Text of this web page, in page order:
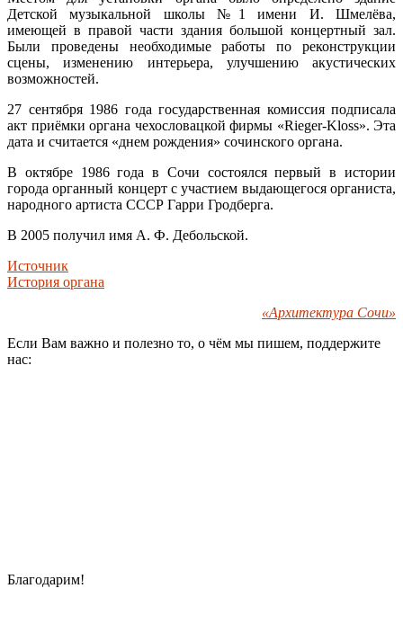
Детской музыкальной школы №1 имени И. Шмелёва,
имеющей в правой части здания большой концертный зал.
Были проведены необходимые работы по реконструкции
сцены, изменению интерьера, улучшению акустических
возможностей.
27 сентября 1986 года государственная комиссия подписала
акт приёмки органа чехословацкой фирмы «Rieger-Kloss». Эта
дата и считается «днем рождения» сочинского органа.
В октябре 1986 года в Сочи состоялся первый в истории
города органный концерт с участием выдающегося органиста,
народного артиста СССР Гарри Гродберга.
В 2005 получил имя А. Ф. Дебольской.
Источник
История органа
«Архитектура Сочи»
Если Вам важно и полезно то, о чём мы пишем, поддержите
нас:
Благодарим!